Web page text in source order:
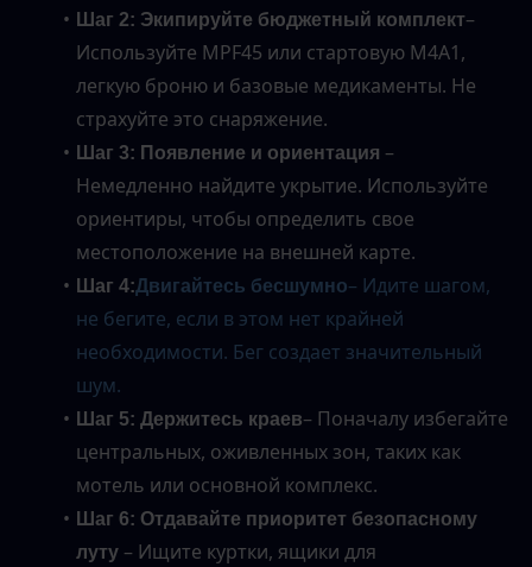
Шаг 2: Экипируйте бюджетный комплект–
Используйте MPF45 или стартовую M4A1,
легкую броню и базовые медикаменты. Не
страхуйте это снаряжение.
Шаг 3: Появление и ориентация –
Немедленно найдите укрытие. Используйте
ориентиры, чтобы определить свое
местоположение на внешней карте.
Шаг 4:Двигайтесь бесшумно– Идите шагом,
не бегите, если в этом нет крайней
необходимости. Бег создает значительный
шум.
Шаг 5: Держитесь краев– Поначалу избегайте
центральных, оживленных зон, таких как
мотель или основной комплекс.
Шаг 6: Отдавайте приоритет безопасному
луту – Ищите куртки, ящики для